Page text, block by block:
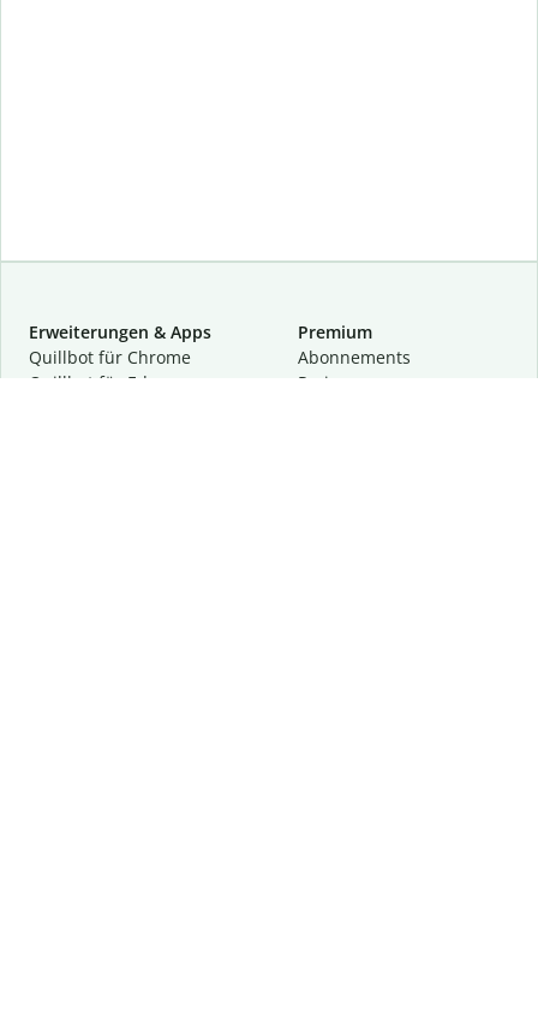
Erweiterungen & Apps
Quillbot für Chrome
Quillbot für Edge
Premium
Abon­ne­ments
Preise